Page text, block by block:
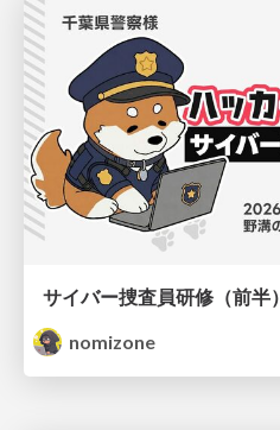
サイバー捜査員研修（前半）
nomizone